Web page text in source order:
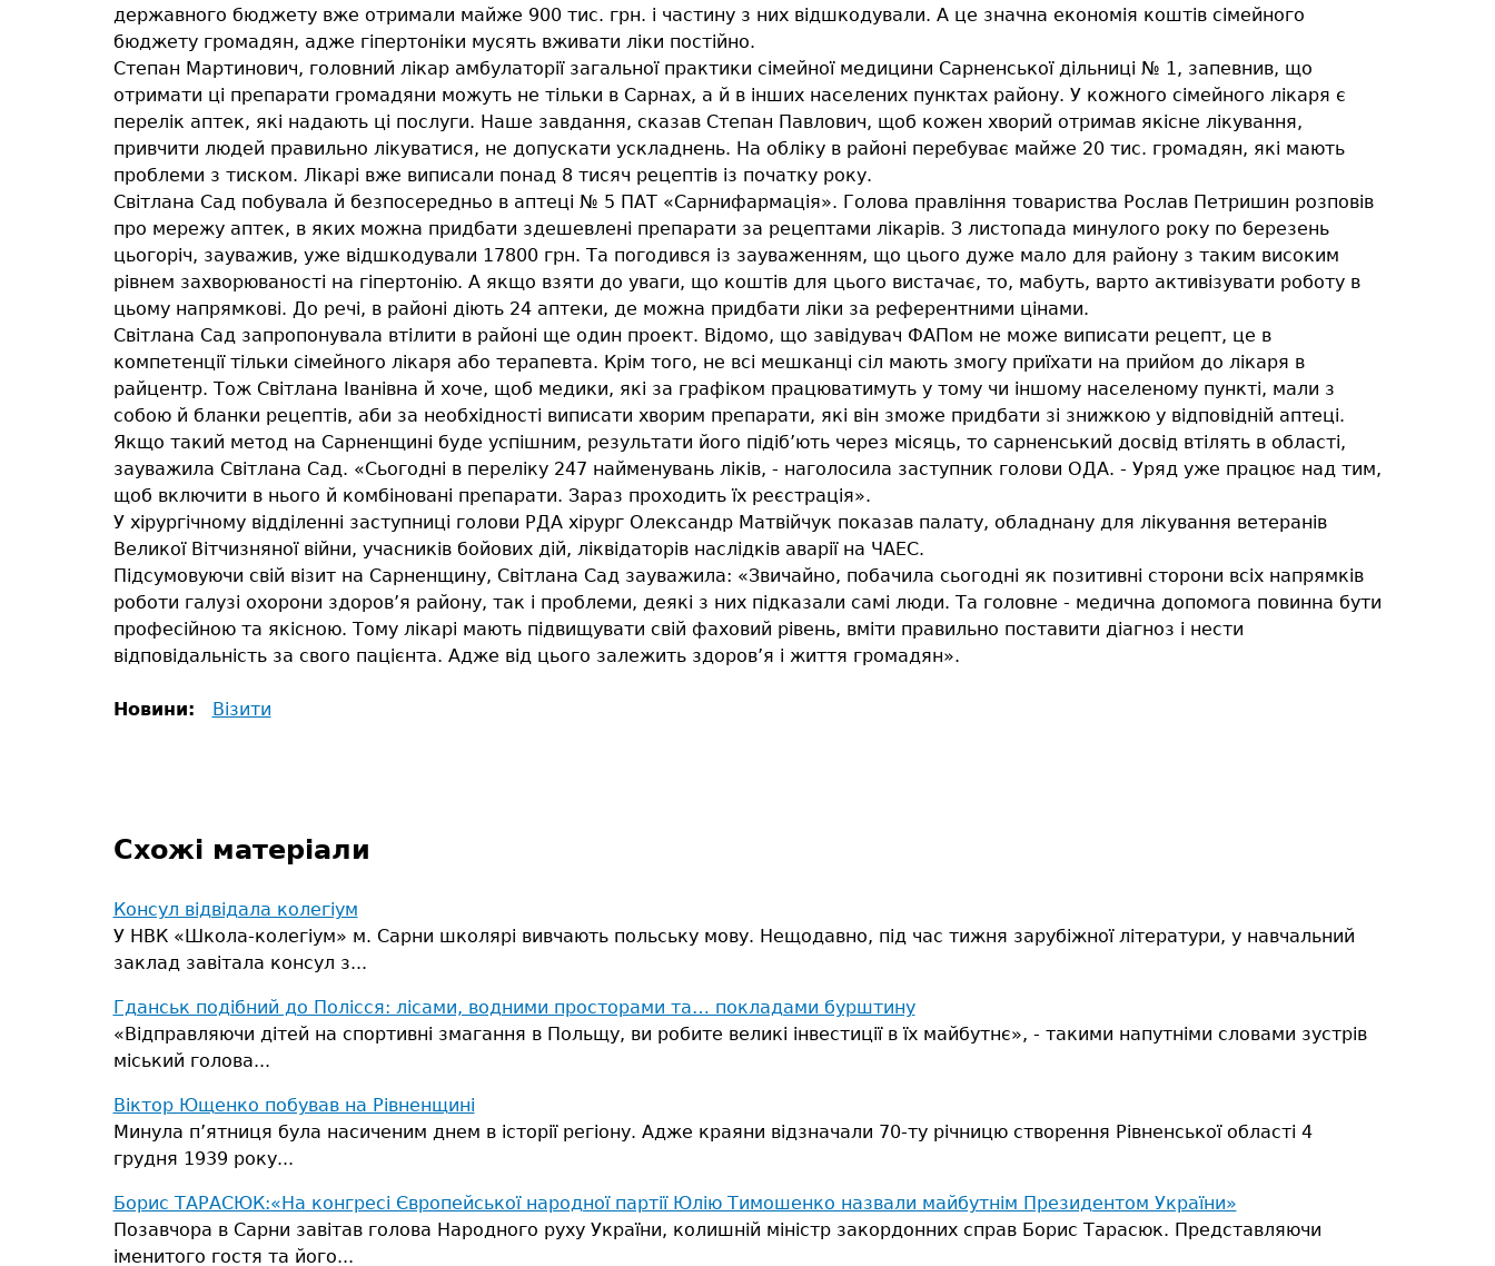
державного бюджету вже отримали майже 900 тис. грн. і частину з них відшкодували. А це значна економія коштів сімейного
бюджету громадян, адже гіпертоніки мусять вживати ліки постійно.
Степан Мартинович, головний лікар амбулаторії загальної практики сімейної медицини Сарненської дільниці № 1, запевнив, що
отримати ці препарати громадяни можуть не тільки в Сарнах, а й в інших населених пунктах району. У кожного сімейного лікаря є
перелік аптек, які надають ці послуги. Наше завдання, сказав Степан Павлович, щоб кожен хворий отримав якісне лікування,
привчити людей правильно лікуватися, не допускати ускладнень. На обліку в районі перебуває майже 20 тис. громадян, які мають
проблеми з тиском. Лікарі вже виписали понад 8 тисяч рецептів із початку року.
Світлана Сад побувала й безпосередньо в аптеці № 5 ПАТ «Сарнифармація». Голова правління товариства Рослав Петришин розповів
про мережу аптек, в яких можна придбати здешевлені препарати за рецептами лікарів. З листопада минулого року по березень
цьогоріч, зауважив, уже відшкодували 17800 грн. Та погодився із зауваженням, що цього дуже мало для району з таким високим
рівнем захворюваності на гіпертонію. А якщо взяти до уваги, що коштів для цього вистачає, то, мабуть, варто активізувати роботу в
цьому напрямкові. До речі, в районі діють 24 аптеки, де можна придбати ліки за референтними цінами.
Світлана Сад запропонувала втілити в районі ще один проект. Відомо, що завідувач ФАПом не може виписати рецепт, це в
компетенції тільки сімейного лікаря або терапевта. Крім того, не всі мешканці сіл мають змогу приїхати на прийом до лікаря в
райцентр. Тож Світлана Іванівна й хоче, щоб медики, які за графіком працюватимуть у тому чи іншому населеному пункті, мали з
собою й бланки рецептів, аби за необхідності виписати хворим препарати, які він зможе придбати зі знижкою у відповідній аптеці.
Якщо такий метод на Сарненщині буде успішним, результати його підіб’ють через місяць, то сарненський досвід втілять в області,
зауважила Світлана Сад. «Сьогодні в переліку 247 найменувань ліків, - наголосила заступник голови ОДА. - Уряд уже працює над тим,
щоб включити в нього й комбіновані препарати. Зараз проходить їх реєстрація».
У хірургічному відділенні заступниці голови РДА хірург Олександр Матвійчук показав палату, обладнану для лікування ветеранів
Великої Вітчизняної війни, учасників бойових дій, ліквідаторів наслідків аварії на ЧАЕС.
Підсумовуючи свій візит на Сарненщину, Світлана Сад зауважила: «Звичайно, побачила сьогодні як позитивні сторони всіх напрямків
роботи галузі охорони здоров’я району, так і проблеми, деякі з них підказали самі люди. Та головне - медична допомога повинна бути
професійною та якісною. Тому лікарі мають підвищувати свій фаховий рівень, вміти правильно поставити діагноз і нести
відповідальність за свого пацієнта. Адже від цього залежить здоров’я і життя громадян».
Новини: Візити
Схожі матеріали
Консул відвідала колегіум
У НВК «Школа-колегіум» м. Сарни школярі вивчають польську мову. Нещодавно, під час тижня зарубіжної літератури, у навчальний
заклад завітала консул з...
Гданськ подібний до Полісся: лісами, водними просторами та… покладами бурштину
«Відправляючи дітей на спортивні змагання в Польщу, ви робите великі інвестиції в їх майбутнє», - такими напутніми словами зустрів
міський голова...
Віктор Ющенко побував на Рівненщині
Минула п’ятниця була насиченим днем в історії регіону. Адже краяни відзначали 70-ту річницю створення Рівненської області 4
грудня 1939 року...
Борис ТАРАСЮК:«На конгресі Європейської народної партії Юлію Тимошенко назвали майбутнім Президентом України»
Позавчора в Сарни завітав голова Народного руху України, колишній міністр закордонних справ Борис Тарасюк. Представляючи
іменитого гостя та його...